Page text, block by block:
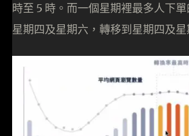
時至 5 時。而一個星期裡最多人下
星期四及星期六，轉移到星期四及星